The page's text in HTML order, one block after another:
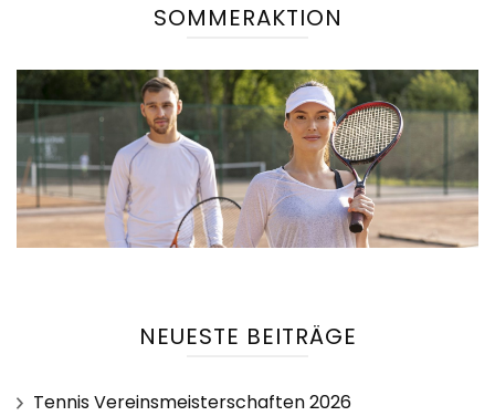
SOMMERAKTION
NEUESTE BEITRÄGE
Tennis Vereinsmeisterschaften 2026